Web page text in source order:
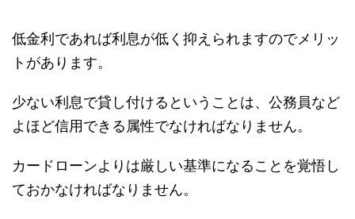
低金利であれば利息が低く抑えられますのでメリッ
トがあります。
少ない利息で貸し付けるということは、公務員など
よほど信用できる属性でなければなりません。
カードローンよりは厳しい基準になることを覚悟し
ておかなければなりません。